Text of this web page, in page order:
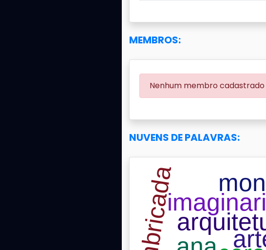
MEMBROS:
Nenhum membro cadastrado
NUVENS DE PALAVRAS: